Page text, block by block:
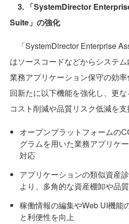
3. 「SystemDirector
Suite」の強化
「SystemDirector Enterprise
はソースコードなどからシステム
業務アプリケーション保守の効
回新たに以下機能を強化し、更
コスト削減や品質リスク低減を支
オープンプラットフォームの
グラムを用いた業務アプリケ
対応
アプリケーションの類似資産
より、多角的な資産棚卸や品
稼働情報の編集やWeb UI機能
と利便性を向上